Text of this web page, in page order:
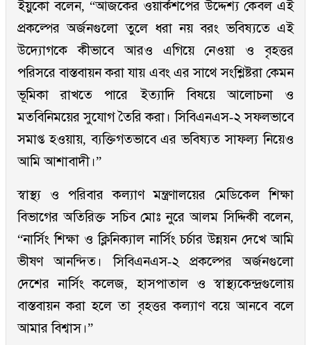
ইয়ুকো বলেন, “আজকের ওয়ার্কশপের উদ্দেশ্য কেবল এই
প্রকল্পের অর্জনগুলো তুলে ধরা নয় বরং ভবিষ্যতে এই
উদ্যোগকে কীভাবে আরও এগিয়ে নেওয়া ও বৃহত্তর
পরিসরে বাস্তবায়ন করা যায় এবং এর সাথে সংশ্লিষ্টরা কেমন
ভূমিকা রাখতে পারে ইত্যাদি বিষয়ে আলোচনা ও
মতবিনিময়ের সুযোগ তৈরি করা। সিবিএনএস-২ সফলভাবে
সমাপ্ত হওয়ায়, ব্যক্তিগতভাবে এর ভবিষ্যত সাফল্য নিয়েও
আমি আশাবাদী।”
স্বাস্থ্য ও পরিবার কল্যাণ মন্ত্রণালয়ের মেডিকেল শিক্ষা
বিভাগের অতিরিক্ত সচিব মোঃ নুরে আলম সিদ্দিকী বলেন,
“নার্সিং শিক্ষা ও ক্লিনিক্যাল নার্সিং চর্চার উন্নয়ন দেখে আমি
ভীষণ আনন্দিত। সিবিএনএস-২ প্রকল্পের অর্জনগুলো
দেশের নার্সিং কলেজ, হাসপাতাল ও স্বাস্থ্যকেন্দ্রগুলোয়
বাস্তবায়ন করা হলে তা বৃহত্তর কল্যাণ বয়ে আনবে বলে
আমার বিশ্বাস।”